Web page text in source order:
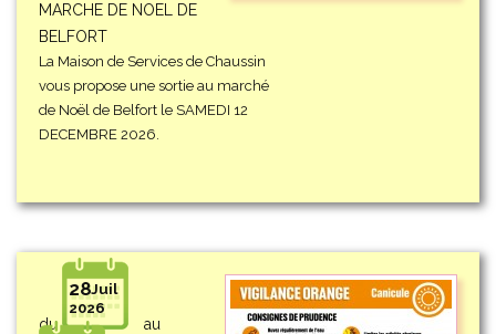
MARCHE DE NOEL DE
BELFORT
La Maison de Services de Chaussin
vous propose une sortie au marché
de Noël de Belfort le SAMEDI 12
DECEMBRE 2026.
du
28Juil
2026
au